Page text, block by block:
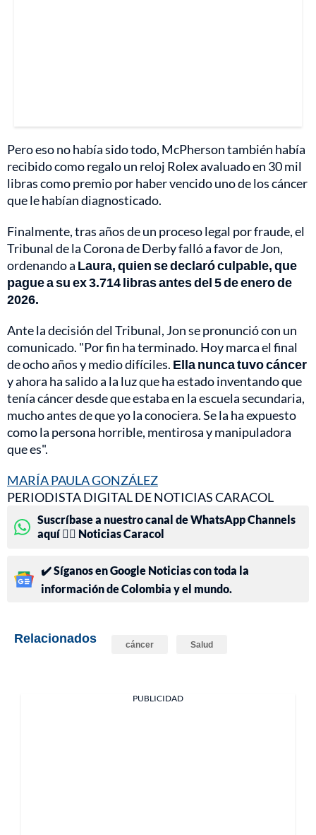
Pero eso no había sido todo, McPherson también había
recibido como regalo un reloj Rolex avaluado en 30 mil
libras como premio por haber vencido uno de los cáncer
que le habían diagnosticado.
Finalmente, tras años de un proceso legal por fraude, el
Tribunal de la Corona de Derby falló a favor de Jon,
ordenando a Laura, quien se declaró culpable, que
pague a su ex 3.714 libras antes del 5 de enero de
2026.
Ante la decisión del Tribunal, Jon se pronunció con un
comunicado. "Por fin ha terminado. Hoy marca el final
de ocho años y medio difíciles. Ella nunca tuvo cáncer
y ahora ha salido a la luz que ha estado inventando que
tenía cáncer desde que estaba en la escuela secundaria,
mucho antes de que yo la conociera. Se la ha expuesto
como la persona horrible, mentirosa y manipuladora
que es".
MARÍA PAULA GONZÁLEZ
PERIODISTA DIGITAL DE NOTICIAS CARACOL
Suscríbase a nuestro canal de WhatsApp Channels
aquí 👉🏻 Noticias Caracol
✔️ Síganos en Google Noticias con toda la
información de Colombia y el mundo.
Relacionados cáncer Salud
PUBLICIDAD